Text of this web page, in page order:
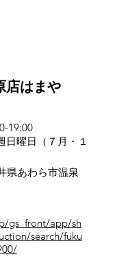
店はまや
19:00
曜日（７月・１
県あわら市温泉
gs_front/app/sh
search/fuku